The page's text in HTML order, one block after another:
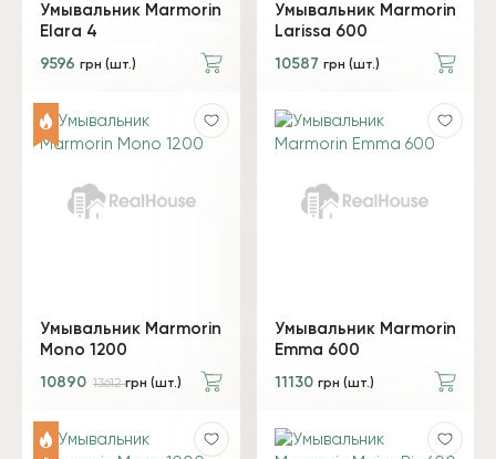
Умывальник Marmorin
Elara 4
9596 грн (шт.)
Умывальник Marmorin
Larissa 600
10587 грн (шт.)
Умывальник Marmorin
Mono 1200
10890 13612грн (шт.)
Умывальник Marmorin
Emma 600
11130 грн (шт.)